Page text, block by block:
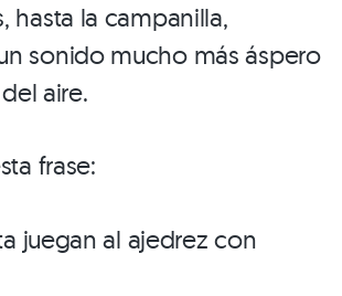
hasta la campanilla,
sonido mucho más áspero
aire.
frase:
juegan al ajedrez con